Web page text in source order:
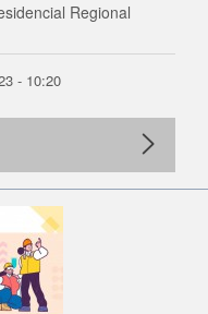
Regional
- 10:20